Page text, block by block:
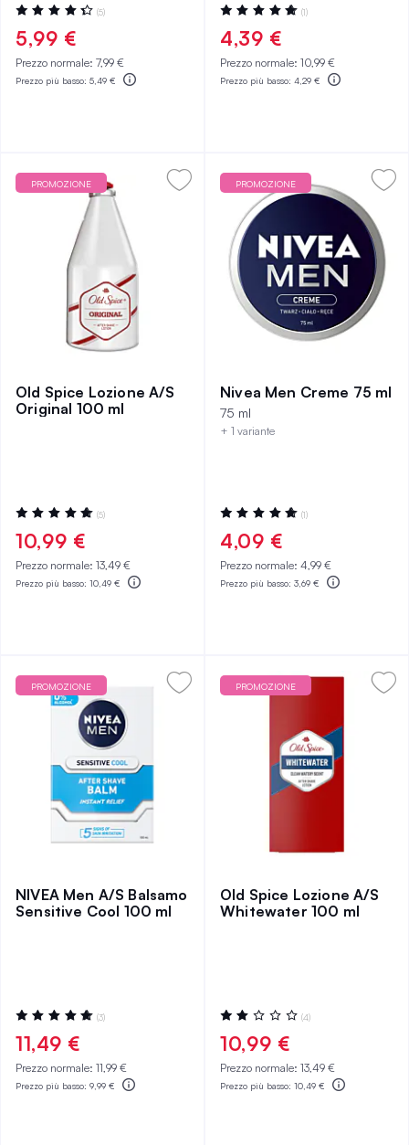
Valutazione:
88%
(5)
5,99 €
Prezzo normale: 7,99 €
Prezzo più basso: 5,49 €
Valutazione:
100%
(1)
4,39 €
Prezzo normale: 10,99 €
Prezzo più basso: 4,29 €
PROMOZIONE
Old Spice Lozione A/S
Original 100 ml
Valutazione:
100%
(5)
10,99 €
Prezzo normale: 13,49 €
Prezzo più basso: 10,49 €
PROMOZIONE
Nivea Men Creme 75 ml
75 ml
+ 1 variante
Valutazione:
100%
(1)
4,09 €
Prezzo normale: 4,99 €
Prezzo più basso: 3,69 €
PROMOZIONE
NIVEA Men A/S Balsamo
Sensitive Cool 100 ml
Valutazione:
100%
(3)
11,49 €
Prezzo normale: 11,99 €
Prezzo più basso: 9,99 €
PROMOZIONE
Old Spice Lozione A/S
Whitewater 100 ml
Valutazione:
40%
(4)
10,99 €
Prezzo normale: 13,49 €
Prezzo più basso: 10,49 €